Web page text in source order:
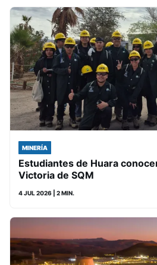
MINERÍA
Estudiantes de Huara
Victoria de SQM
4 JUL 2026 | 2 MIN.